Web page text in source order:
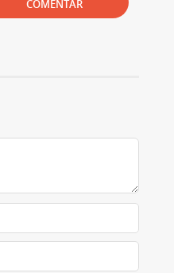
COMENTAR